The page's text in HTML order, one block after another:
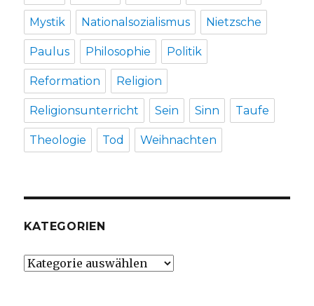
Mystik Nationalsozialismus Nietzsche
Paulus Philosophie Politik
Reformation Religion
Religionsunterricht Sein Sinn Taufe
Theologie Tod Weihnachten
KATEGORIEN
Kategorien